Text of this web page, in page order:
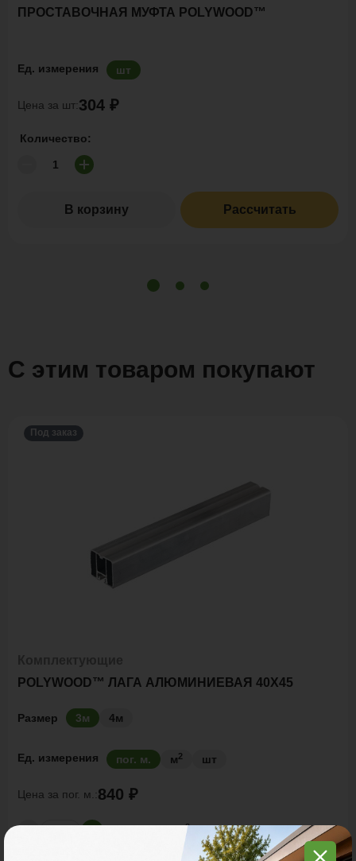
ПРОСТАВОЧНАЯ МУФТА POLYWOOD™
Ед. измерения шт
Цена за шт:304 ₽
Количество:
В корзину Рассчитать
С этим товаром покупают
Под заказ
POLYWOOD™ ЛАГА АЛЮМИНИЕВАЯ 40Х45
Размер 3м 4м
Ед. измерения пог. м. м2 шт
Цена за пог. м.:840 ₽
2